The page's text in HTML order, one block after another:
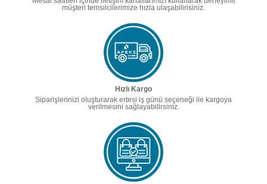
müşteri temsilcilerimize hızla ulaşabilirisiniz.
Hızlı Kargo
Siparişlerinizi oluşturarak ertesi iş günü seçeneği ile kargoya
verilmesini sağlayabilirsiniz.